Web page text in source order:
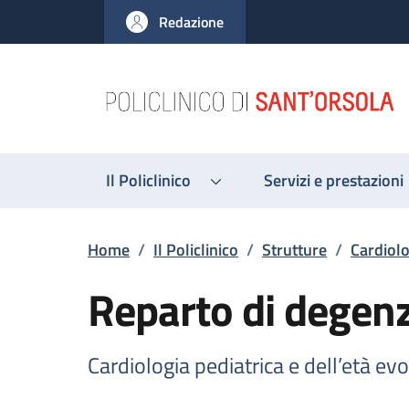
al contenuto principale
to footer content
Redazione
Il Policlinico Servizi e prestazioni
Briciole di pane
Home / Il Policlinico / Strutture /
Reparto di
Cardiologia pediatrica e dell’età